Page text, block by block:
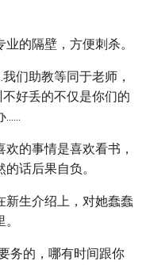
的隔壁，方便刺杀。
们助教等同于老师，
好丢的不仅是你们的
的事情是喜欢看书，
话后果自负。
新生介绍上，对她蠢蠢
务的，哪有时间跟你